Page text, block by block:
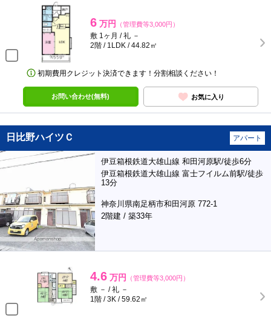
6 万円 （管理費等3,000円）
敷 1ヶ月 / 礼 －
2階 / 1LDK / 44.82㎡
初期費用クレジット決済できます！分割相談ください！
お問い合わせ(無料) お気に入り
日比野ハイツＣ アパート
伊豆箱根鉄道大雄山線 和田河原駅/徒歩6分
伊豆箱根鉄道大雄山線 富士フイルム前駅/徒歩
13分
神奈川県南足柄市和田河原 772-1
2階建 / 築33年
4.6 万円 （管理費等3,000円）
敷 － / 礼 －
1階 / 3K / 59.62㎡